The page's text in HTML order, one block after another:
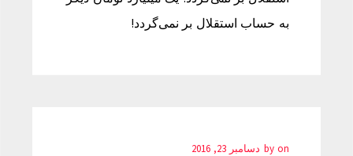
به حساب استقلال بر نمی‌گردد!
by on دسامبر 23, 2016